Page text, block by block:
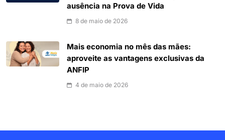
ausência na Prova de Vida
8 de maio de 2026
Mais economia no mês das mães:
aproveite as vantagens exclusivas da
ANFIP
4 de maio de 2026